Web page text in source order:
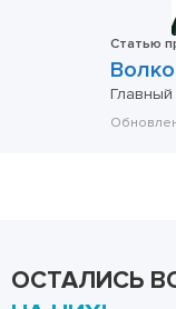
Статью
Главный
ОСТАЛИСЬ